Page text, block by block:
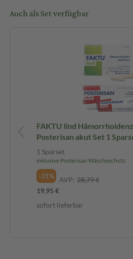
Auch als Set verfügbar
FAKTU lind
Posterisan akut Set 1
1 Sparset
inklusive Posterisan Wäscheschutz
-31% AVP: 28,79 €
19,95 €
sofort lieferbar